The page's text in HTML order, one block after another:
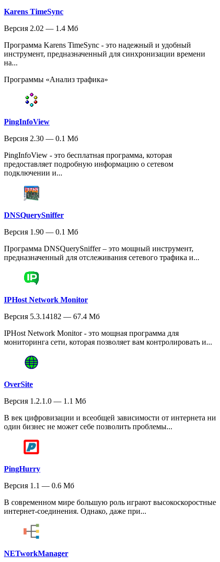
Karens TimeSync
Версия 2.02 — 1.4 Мб
Программа Karens TimeSync - это надежный и удобный
инструмент, предназначенный для синхронизации времени
на...
Программы «Анализ трафика»
PingInfoView
Версия 2.30 — 0.1 Мб
PingInfoView - это бесплатная программа, которая
предоставляет подробную информацию о сетевом
подключении и...
DNSQuerySniffer
Версия 1.90 — 0.1 Мб
Программа DNSQuerySniffer – это мощный инструмент,
предназначенный для отслеживания сетевого трафика и...
IPHost Network Monitor
Версия 5.3.14182 — 67.4 Мб
IPHost Network Monitor - это мощная программа для
мониторинга сети, которая позволяет вам контролировать и...
OverSite
Версия 1.2.1.0 — 1.1 Мб
В век цифровизации и всеобщей зависимости от интернета ни
один бизнес не может себе позволить проблемы...
PingHurry
Версия 1.1 — 0.6 Мб
В современном мире большую роль играют высокоскоростные
интернет-соединения. Однако, даже при...
NETworkManager